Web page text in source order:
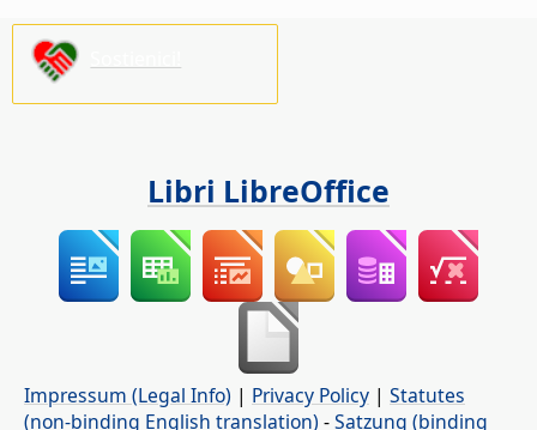
Libri LibreOffice
Impressum (Legal Info) | Privacy Policy | Statutes
(non-binding English translation) -Satzung (binding